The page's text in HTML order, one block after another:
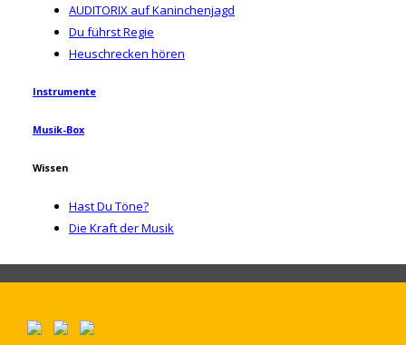
AUDITORIX auf Kaninchenjagd
Du führst Regie
Heuschrecken hören
Instrumente
Musik-Box
Wissen
Hast Du Töne?
Die Kraft der Musik